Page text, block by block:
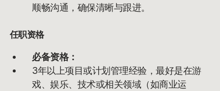
顺畅沟通，确保清晰与跟进。
任职资格
必备资格：
3年以上项目或计划管理经验，最好是在游
戏、娱乐、技术或相关领域（如商业运